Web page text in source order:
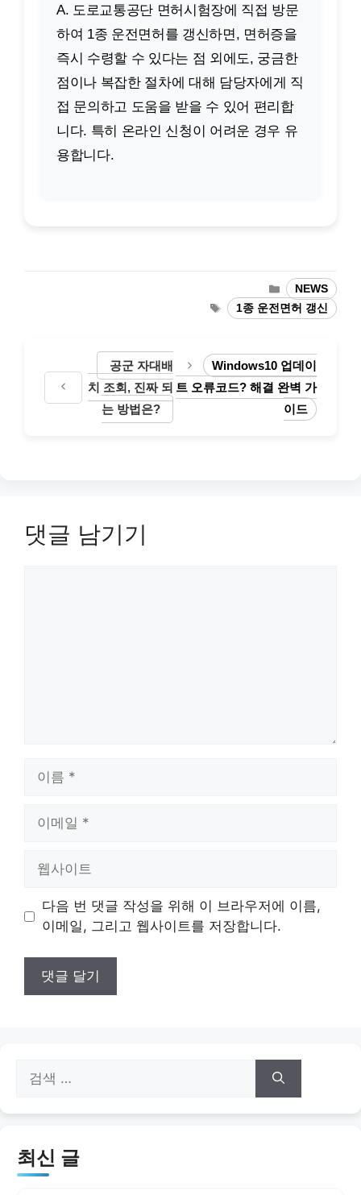
A. 도로교통공단 면허시험장에 직접 방문
하여 1종 운전면허를 갱신하면, 면허증을
즉시 수령할 수 있다는 점 외에도, 궁금한
점이나 복잡한 절차에 대해 담당자에게 직
접 문의하고 도움을 받을 수 있어 편리합
니다. 특히 온라인 신청이 어려운 경우 유
용합니다.
카
테
고
NEWS
태
그
1종 운전면허 갱신
공군 자대배
치 조회, 진짜 되
는 방법은?
Windows10 업데이
트 오류코드? 해결 완벽 가
이드
댓글 남기기
트
다음 번 댓글 작성을 위해 이 브라우저에 이름,
이메일, 그리고 웹사이트를 저장합니다.
색:
최신 글